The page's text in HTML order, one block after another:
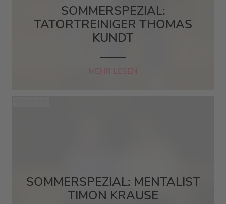
SOMMERSPEZIAL:
TATORTREINIGER THOMAS
KUNDT
MEHR LESEN
SOMMERSPEZIAL: MENTALIST
TIMON KRAUSE